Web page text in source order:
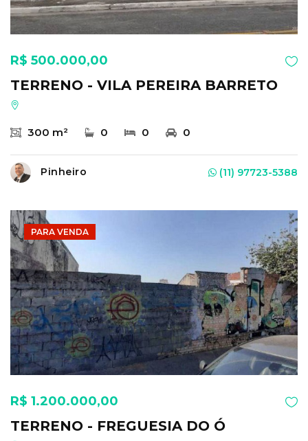
R$ 500.000,00
TERRENO - VILA PEREIRA BARRETO
300 m² 0 0 0
Pinheiro (11) 97723-5388
PARA VENDA
R$ 1.200.000,00
TERRENO - FREGUESIA DO Ó